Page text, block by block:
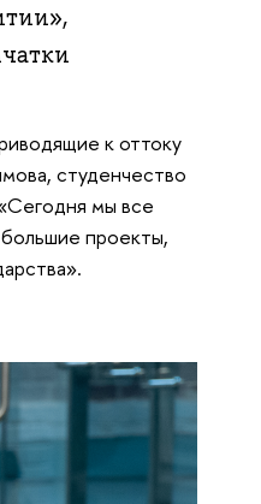
к оттоку
студенчество
мы все
проекты,